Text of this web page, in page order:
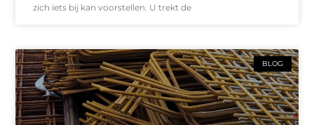
zich iets bij kan voorstellen. U trekt de
BLOG